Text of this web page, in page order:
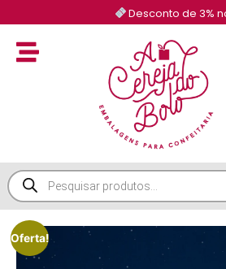
Desconto de 3%
Oferta!